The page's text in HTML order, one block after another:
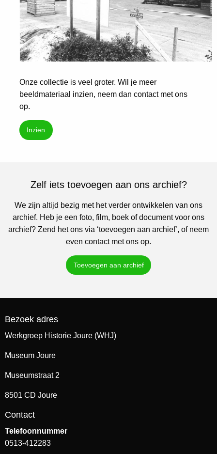
Onze collectie is veel groter. Wil je meer
beeldmateriaal inzien, neem dan contact met ons
op.
Inzien
Zelf iets toevoegen aan ons archief?
We zijn altijd bezig met het verder ontwikkelen van ons
archief. Heb je een foto, film, boek of document voor ons
archief? Zend het ons via ‘toevoegen aan archief’, of neem
even contact met ons op.
Toevoegen aan archief
Bezoek adres
Werkgroep Historie Joure (WHJ)
Museum Joure
Museumstraat 2
8501 CD Joure
Contact
Telefoonnummer
0513-412283